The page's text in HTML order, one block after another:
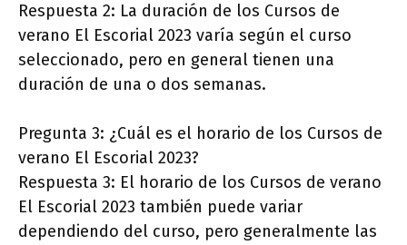
Respuesta 2: La duración de los Cursos de
verano El Escorial 2023 varía según el curso
seleccionado, pero en general tienen una
duración de una o dos semanas.
Pregunta 3: ¿Cuál es el horario de los Cursos de
verano El Escorial 2023?
Respuesta 3: El horario de los Cursos de verano
El Escorial 2023 también puede variar
dependiendo del curso, pero generalmente las